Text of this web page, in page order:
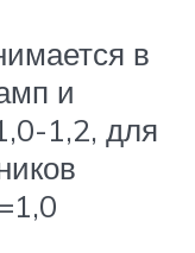
в
и
1,2, для